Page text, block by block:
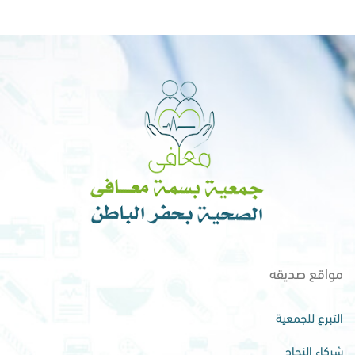
مواقع صديقه
التبرع للجمعية
شركاء النجاح